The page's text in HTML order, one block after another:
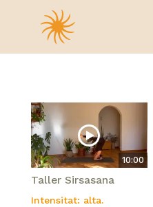
10:00
Taller Sirsasana
Intensitat: alta.